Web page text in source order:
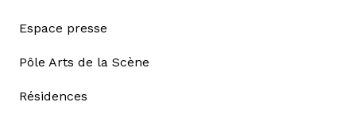
Espace presse
Pôle Arts de la Scène
Résidences